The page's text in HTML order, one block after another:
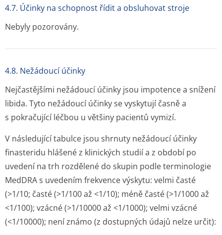
4.7. Účinky na schopnost řídit a obsluhovat stroje
Nebyly pozorovány.
4.8. Nežádoucí účinky
Nejčastějšími nežádoucí účinky jsou impotence a snížení
libida. Tyto nežádoucí účinky se vyskytují časně a
s pokračující léčbou u většiny pacientů vymizí.
V následující tabulce jsou shrnuty nežádoucí účinky
finasteridu hlášené z klinických studií a z období po
uvedení na trh rozdělené do skupin podle terminologie
MedDRA s uvedením frekvence výskytu: velmi časté
(>1/10; časté (>1/100 až <1/10); méně časté (>1/1000 až
<1/100); vzácné (>1/10000 až <1/1000); velmi vzácné
(<1/10000); není známo (z dostupných údajů nelze určit):